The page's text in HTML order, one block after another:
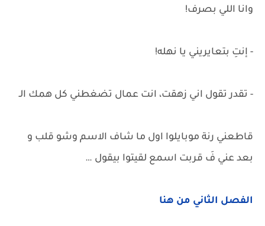
وانا اللي بصرف!
- إنتِ بتعايريني يا نهله!
- تقدر تقول اني زهقت، انت عمال تضغطني كل همك الـ
قاطعني رنة موبايلوا اول ما شاف الاسم وشو قلب و
بعد عني فَ قربت اسمع لقيتوا بيقول …
الفصل الثاني من هنا